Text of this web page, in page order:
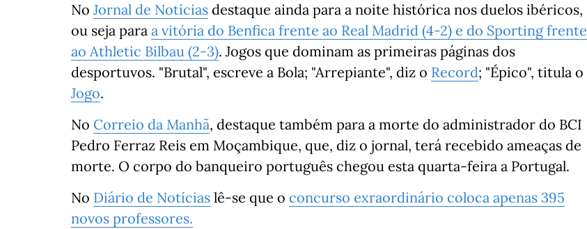
No Jornal de Notícias destaque ainda para a noite histórica nos duelos ibéricos,
ou seja para a vitória do Benfica frente ao Real Madrid (4-2) e do Sporting frente
ao Athletic Bilbau (2-3). Jogos que dominam as primeiras páginas dos
desportuvos. "Brutal", escreve a Bola; "Arrepiante", diz o Record; "Épico", titula o
Jogo.
No Correio da Manhã, destaque também para a morte do administrador do BCI
Pedro Ferraz Reis em Moçambique, que, diz o jornal, terá recebido ameaças de
morte. O corpo do banqueiro português chegou esta quarta-feira a Portugal.
No Diário de Notícias lê-se que o concurso exraordinário coloca apenas 395
novos professores.